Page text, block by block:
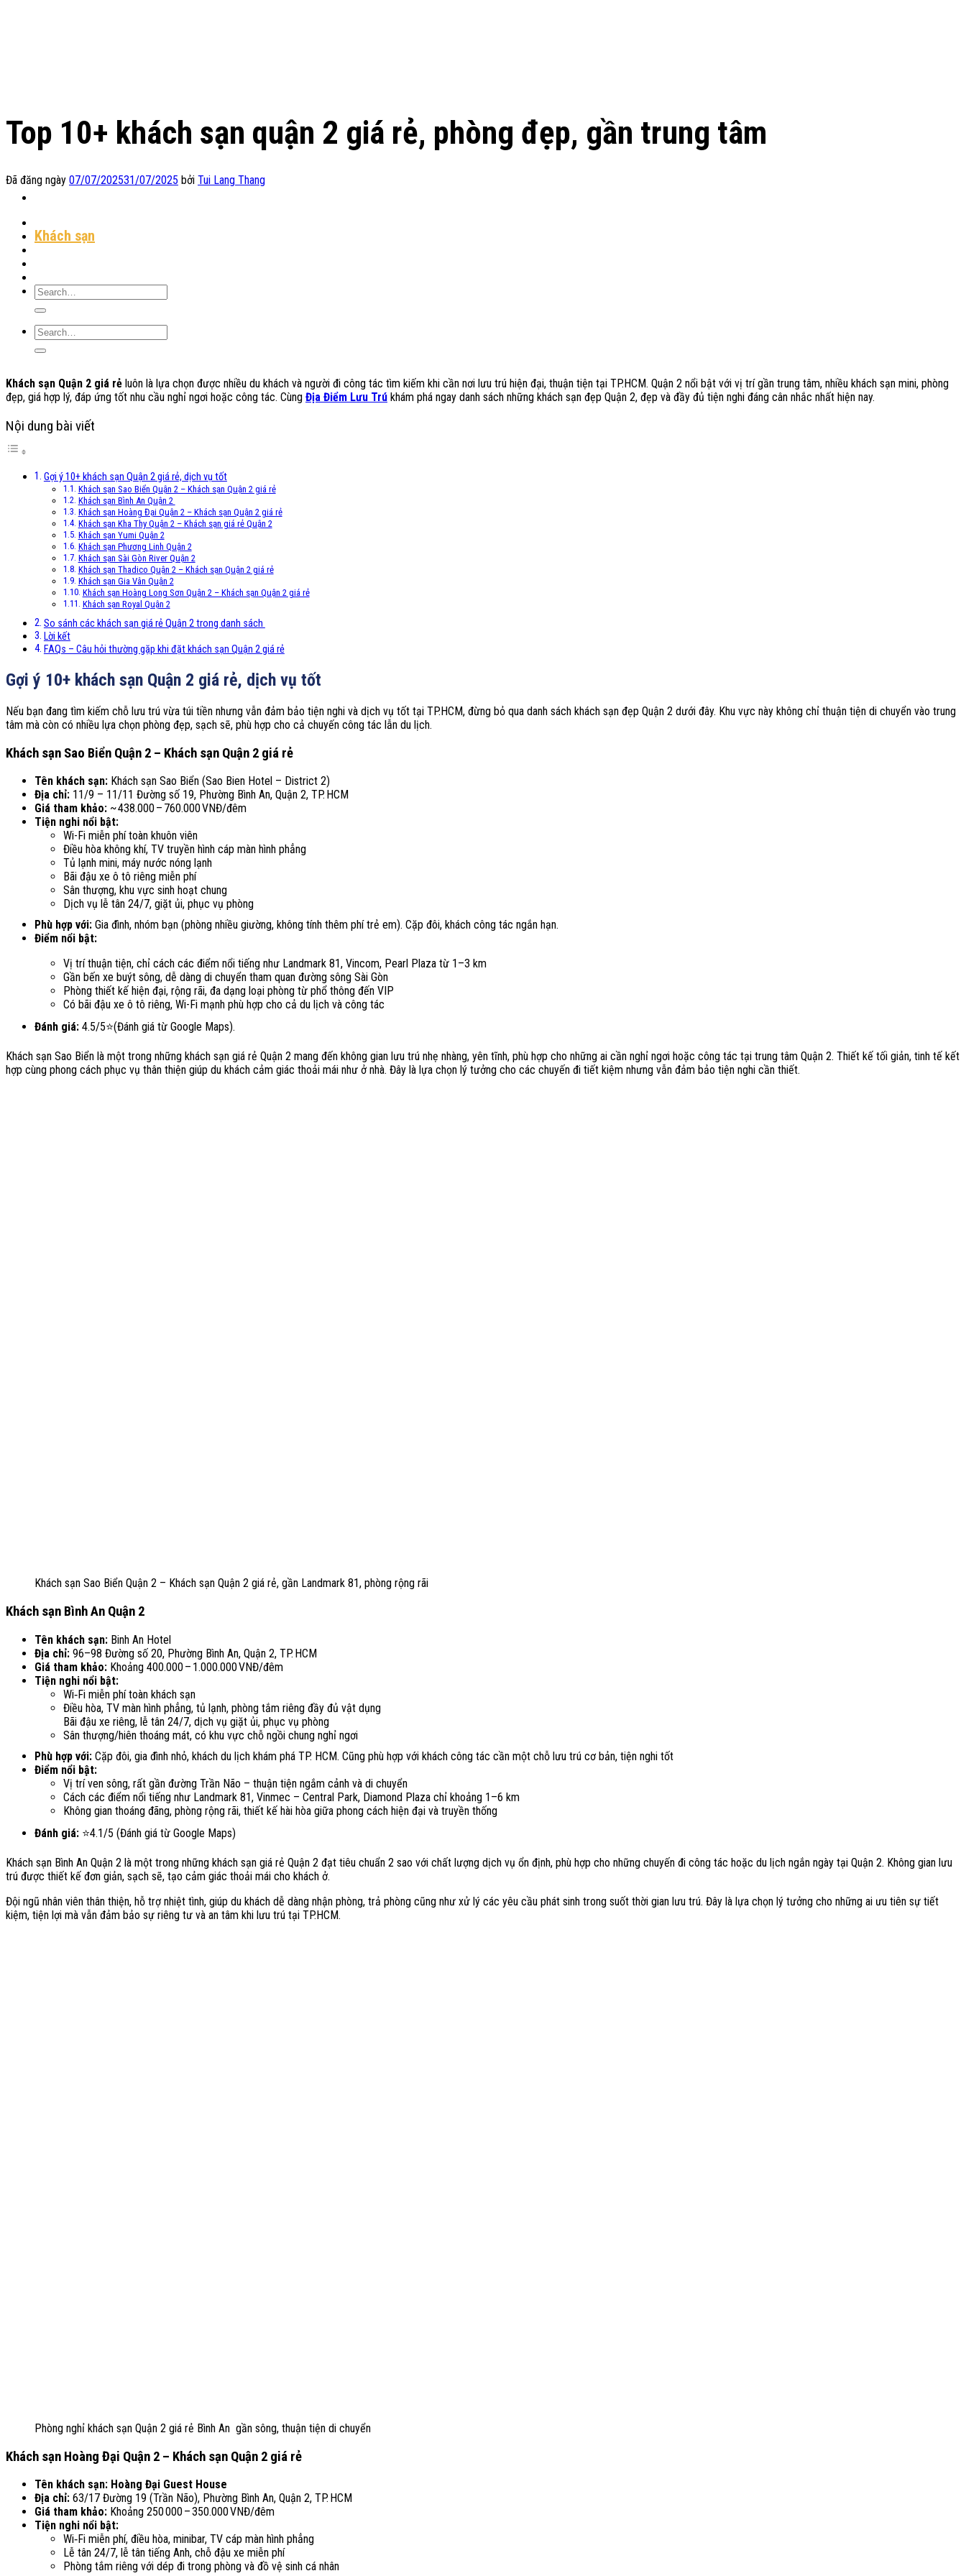
Khách sạn
Homestay
Top 10+ khách sạn quận 2 giá rẻ, phòng đẹp, gần trung tâm
Đã đăng ngày 07/07/202531/07/2025 bởi Tui Lang Thang
Khách sạn Quận 2 giá rẻ luôn là lựa chọn được nhiều du khách và người đi công tác tìm kiếm khi cần nơi lưu trú hiện đại, thuận tiện tại TP.HCM. Quận 2 nổi bật với vị trí gần trung tâm, nhiều khách sạn mini, phòng
đẹp, giá hợp lý, đáp ứng tốt nhu cầu nghỉ ngơi hoặc công tác. Cùng Địa Điểm Lưu Trú khám phá ngay danh sách những khách sạn đẹp Quận 2, đẹp và đầy đủ tiện nghi đáng cân nhắc nhất hiện nay.
Nội dung bài viết
Gợi ý 10+ khách sạn Quận 2 giá rẻ, dịch vụ tốt
Khách sạn Sao Biển Quận 2 – Khách sạn Quận 2 giá rẻ
Khách sạn Bình An Quận 2
Khách sạn Hoàng Đại Quận 2 – Khách sạn Quận 2 giá rẻ
Khách sạn Kha Thy Quận 2 – Khách sạn giá rẻ Quận 2
Khách sạn Yumi Quận 2
Khách sạn Phương Linh Quận 2
Khách sạn Sài Gòn River Quận 2
Khách sạn Thadico Quận 2 – Khách sạn Quận 2 giá rẻ
Khách sạn Gia Vân Quận 2
Khách sạn Hoàng Long Sơn Quận 2 – Khách sạn Quận 2 giá rẻ
Khách sạn Royal Quận 2
So sánh các khách sạn giá rẻ Quận 2 trong danh sách
Lời kết
FAQs – Câu hỏi thường gặp khi đặt khách sạn Quận 2 giá rẻ
Gợi ý 10+ khách sạn Quận 2 giá rẻ, dịch vụ tốt
Nếu bạn đang tìm kiếm chỗ lưu trú vừa túi tiền nhưng vẫn đảm bảo tiện nghi và dịch vụ tốt tại TP.HCM, đừng bỏ qua danh sách khách sạn đẹp Quận 2 dưới đây. Khu vực này không chỉ thuận tiện di chuyển vào trung
tâm mà còn có nhiều lựa chọn phòng đẹp, sạch sẽ, phù hợp cho cả chuyến công tác lẫn du lịch.
Khách sạn Sao Biển Quận 2 – Khách sạn Quận 2 giá rẻ
Tên khách sạn: Khách sạn Sao Biển (Sao Bien Hotel – District 2)
Địa chỉ: 11/9 – 11/11 Đường số 19, Phường Bình An, Quận 2, TP. HCM
Giá tham khảo: ~ 438.000 – 760.000 VNĐ/đêm
Tiện nghi nổi bật:
Wi-Fi miễn phí toàn khuôn viên
Điều hòa không khí, TV truyền hình cáp màn hình phẳng
Tủ lạnh mini, máy nước nóng lạnh
Bãi đậu xe ô tô riêng miễn phí
Sân thượng, khu vực sinh hoạt chung
Dịch vụ lễ tân 24/7, giặt ủi, phục vụ phòng
Phù hợp với: Gia đình, nhóm bạn (phòng nhiều giường, không tính thêm phí trẻ em). Cặp đôi, khách công tác ngắn hạn.
Điểm nổi bật:
Vị trí thuận tiện, chỉ cách các điểm nổi tiếng như Landmark 81, Vincom, Pearl Plaza từ 1–3 km
Gần bến xe buýt sông, dễ dàng di chuyển tham quan đường sông Sài Gòn
Phòng thiết kế hiện đại, rộng rãi, đa dạng loại phòng từ phổ thông đến VIP
Có bãi đậu xe ô tô riêng, Wi-Fi mạnh phù hợp cho cả du lịch và công tác
Đánh giá: 4.5/5⭐(Đánh giá từ Google Maps).
Khách sạn Sao Biển là một trong những khách sạn giá rẻ Quận 2 mang đến không gian lưu trú nhẹ nhàng, yên tĩnh, phù hợp cho những ai cần nghỉ ngơi hoặc công tác tại trung tâm Quận 2. Thiết kế tối giản, tinh tế kết
hợp cùng phong cách phục vụ thân thiện giúp du khách cảm giác thoải mái như ở nhà. Đây là lựa chọn lý tưởng cho các chuyến đi tiết kiệm nhưng vẫn đảm bảo tiện nghi cần thiết.
Khách sạn Sao Biển Quận 2 – Khách sạn Quận 2 giá rẻ, gần Landmark 81, phòng rộng rãi
Khách sạn Bình An Quận 2
Tên khách sạn: Binh An Hotel
Địa chỉ: 96–98 Đường số 20, Phường Bình An, Quận 2, TP. HCM
Giá tham khảo: Khoảng 400.000 – 1.000.000 VNĐ/đêm
Tiện nghi nổi bật:
Wi‑Fi miễn phí toàn khách sạn
Điều hòa, TV màn hình phẳng, tủ lạnh, phòng tắm riêng đầy đủ vật dụng
Bãi đậu xe riêng, lễ tân 24/7, dịch vụ giặt ủi, phục vụ phòng
Sân thượng/hiên thoáng mát, có khu vực chỗ ngồi chung nghỉ ngơi
Phù hợp với: Cặp đôi, gia đình nhỏ, khách du lịch khám phá TP. HCM. Cũng phù hợp với khách công tác cần một chỗ lưu trú cơ bản, tiện nghi tốt
Điểm nổi bật:
Vị trí ven sông, rất gần đường Trần Não – thuận tiện ngắm cảnh và di chuyển
Cách các điểm nổi tiếng như Landmark 81, Vinmec – Central Park, Diamond Plaza chỉ khoảng 1–6 km
Không gian thoáng đãng, phòng rộng rãi, thiết kế hài hòa giữa phong cách hiện đại và truyền thống
Đánh giá: ⭐4.1/5 (Đánh giá từ Google Maps)
Khách sạn Bình An Quận 2 là một trong những khách sạn giá rẻ Quận 2 đạt tiêu chuẩn 2 sao với chất lượng dịch vụ ổn định, phù hợp cho những chuyến đi công tác hoặc du lịch ngắn ngày tại Quận 2. Không gian lưu
trú được thiết kế đơn giản, sạch sẽ, tạo cảm giác thoải mái cho khách ở.
Đội ngũ nhân viên thân thiện, hỗ trợ nhiệt tình, giúp du khách dễ dàng nhận phòng, trả phòng cũng như xử lý các yêu cầu phát sinh trong suốt thời gian lưu trú. Đây là lựa chọn lý tưởng cho những ai ưu tiên sự tiết
kiệm, tiện lợi mà vẫn đảm bảo sự riêng tư và an tâm khi lưu trú tại TP.HCM.
Phòng nghỉ khách sạn Quận 2 giá rẻ Bình An gần sông, thuận tiện di chuyển
Khách sạn Hoàng Đại Quận 2 – Khách sạn Quận 2 giá rẻ
Tên khách sạn: Hoàng Đại Guest House
Địa chỉ: 63/17 Đường 19 (Trần Não), Phường Bình An, Quận 2, TP. HCM
Giá tham khảo: Khoảng 250 000 – 350.000 VNĐ/đêm
Tiện nghi nổi bật:
Wi‑Fi miễn phí, điều hòa, minibar, TV cáp màn hình phẳng
Lễ tân 24/7, lễ tân tiếng Anh, chỗ đậu xe miễn phí
Phòng tắm riêng với dép đi trong phòng và đồ vệ sinh cá nhân